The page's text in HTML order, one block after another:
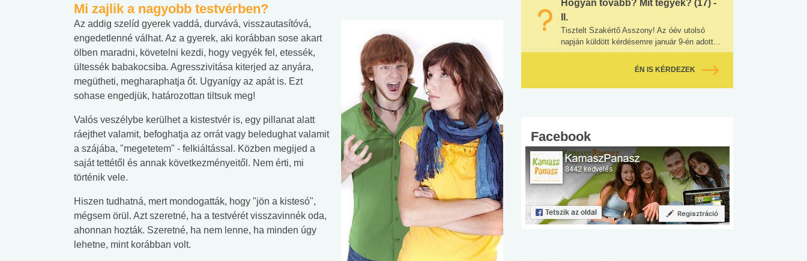
Mi zajlik a nagyobb testvérben?
Az addig szelíd gyerek vaddá, durvává, visszautasítóvá,
engedetlenné válhat. Az a gyerek, aki korábban sose akart
ölben maradni, követelni kezdi, hogy vegyék fel, etessék,
ültessék babakocsiba. Agresszivitása kiterjed az anyára,
megütheti, megharaphatja őt. Ugyanígy az apát is. Ezt
sohase engedjük, határozottan tiltsuk meg!
Valós veszélybe kerülhet a kistestvér is, egy pillanat alatt
ráejthet valamit, befoghatja az orrát vagy beledughat valamit
a szájába, "megetetem" - felkiáltással. Közben megijed a
saját tettétől és annak következményeitől. Nem érti, mi
történik vele.
Hiszen tudhatná, mert mondogatták, hogy "jön a kistesó",
mégsem örül. Azt szeretné, ha a testvérét visszavinnék oda,
ahonnan hozták. Szeretné, ha nem lenne, ha minden úgy
lehetne, mint korábban volt.
Hogyan tovább? Mit tegyek? (17) -
II.
Tisztelt Szakértő Asszony! Az óév utolsó
napján küldött kérdésemre január 9-én adott...
ÉN IS KÉRDEZEK
Facebook